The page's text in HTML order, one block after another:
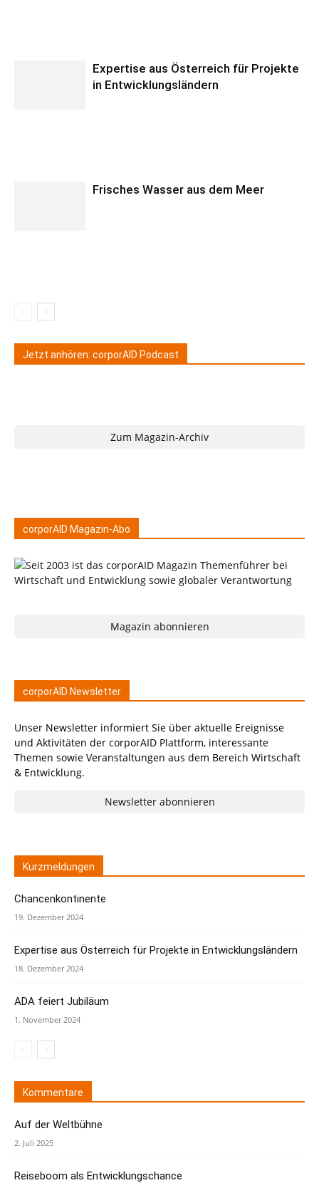
Expertise aus Österreich für Projekte
in Entwicklungsländern
Frisches Wasser aus dem Meer
Jetzt anhören: corporAID Podcast
Zum Magazin-Archiv
corporAID Magazin-Abo
Magazin abonnieren
corporAID Newsletter
Unser Newsletter informiert Sie über aktuelle Ereignisse
und Aktivitäten der corporAID Plattform, interessante
Themen sowie Veranstaltungen aus dem Bereich Wirtschaft
& Entwicklung.
Newsletter abonnieren
Kurzmeldungen
Chancenkontinente
19. Dezember 2024
Expertise aus Österreich für Projekte in Entwicklungsländern
18. Dezember 2024
ADA feiert Jubiläum
1. November 2024
Kommentare
Auf der Weltbühne
2. Juli 2025
Reiseboom als Entwicklungschance